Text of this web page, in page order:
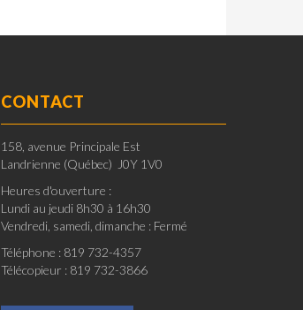
CONTACT
158, avenue Principale Est
Landrienne (Québec) J0Y 1V0
Heures d'ouverture :
Lundi au jeudi 8h30 à 16h30
Vendredi, samedi, dimanche : Fermé
Téléphone : 819 732-4357
Télécopieur : 819 732-3866